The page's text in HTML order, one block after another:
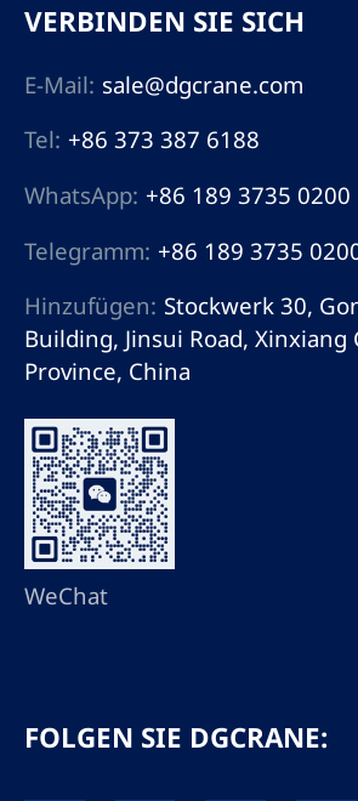
VERBINDEN SIE SICH
E-Mail: sale@dgcrane.com
Tel: +86 373 387 6188
WhatsApp: +86 189 3735 0200
Telegramm: +86 189 3735
Hinzufügen: Stockwerk 30,
Building, Jinsui Road, Xinxiang
Province, China
WeChat
FOLGEN SIE DGCRANE: